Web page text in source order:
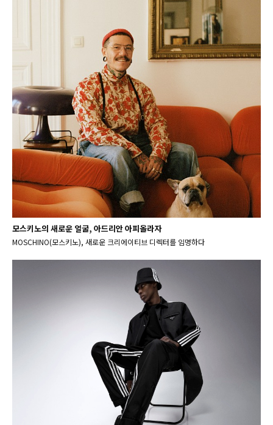
모스키노의 새로운 얼굴, 아드리안 아피올라자
MOSCHINO(모스키노), 새로운 크리에이티브 디렉터를 임명하다